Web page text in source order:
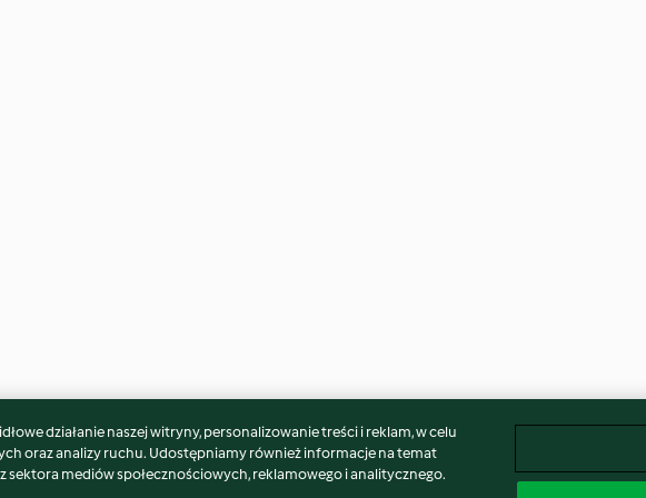
działanie naszej witryny, personalizowanie treści i reklam, w celu
oraz analizy ruchu. Udostępniamy również informacje na temat
mediów społecznościowych, reklamowego i analitycznego.